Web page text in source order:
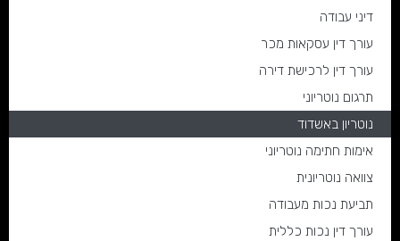
דיני עבודה
עורך דין עסקאות מכר
עורך דין לרכישת דירה
תרגום נוטריוני
נוטריון באשדוד
אימות חתימה נוטריוני
צוואה נוטריונית
תביעת נכות מעבודה
עורך דין נכות כללית